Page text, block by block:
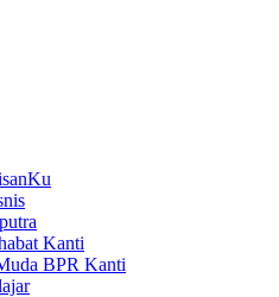
Kanti
BPR Kanti